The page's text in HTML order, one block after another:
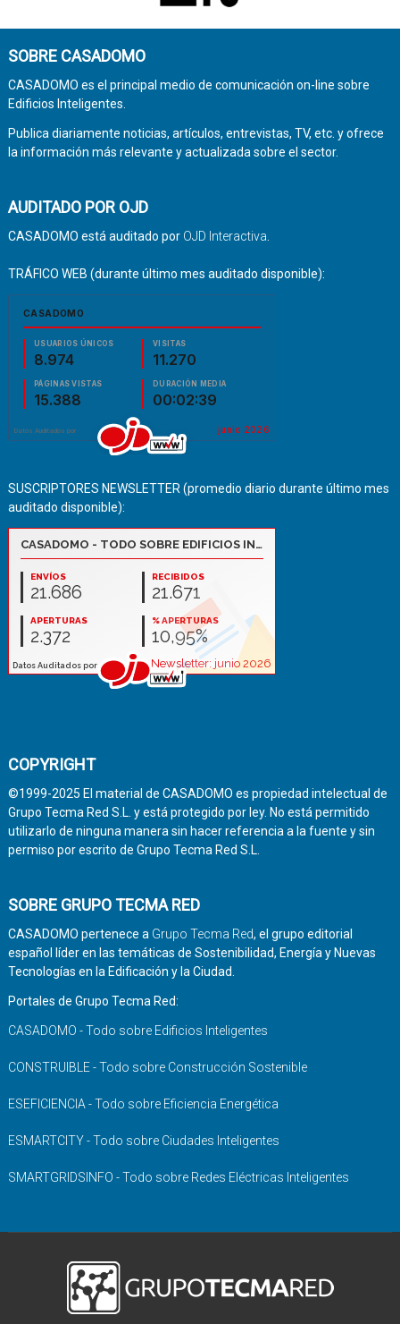
SOBRE CASADOMO
CASADOMO es el principal medio de comunicación on-line sobre
Edificios Inteligentes.
Publica diariamente noticias, artículos, entrevistas, TV, etc. y ofrece
la información más relevante y actualizada sobre el sector.
AUDITADO POR OJD
CASADOMO está auditado por OJD Interactiva
TRÁFICO WEB (durante último mes auditado disponible):
SUSCRIPTORES NEWSLETTER (promedio diario durante último mes
auditado disponible):
COPYRIGHT
©1999-2025 El material de CASADOMO es propiedad intelectual de
Grupo Tecma Red S.L. y está protegido por ley. No está permitido
utilizarlo de ninguna manera sin hacer referencia a la fuente y sin
permiso por escrito de Grupo Tecma Red S.L.
SOBRE GRUPO TECMA RED
CASADOMO pertenece a Grupo Tecma Red, el grupo editorial
español líder en las temáticas de Sostenibilidad, Energía y Nuevas
Tecnologías en la Edificación y la Ciudad.
Portales de Grupo Tecma Red:
CASADOMO - Todo sobre Edificios Inteligentes
CONSTRUIBLE - Todo sobre Construcción Sostenible
ESEFICIENCIA - Todo sobre Eficiencia Energética
ESMARTCITY - Todo sobre Ciudades Inteligentes
SMARTGRIDSINFO - Todo sobre Redes Eléctricas Inteligentes